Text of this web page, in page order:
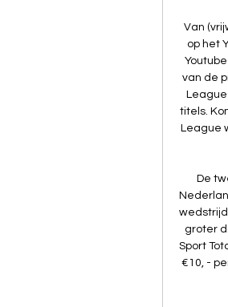
Van
op het
van de
titels.
League
De
groter
Sport
€10, -